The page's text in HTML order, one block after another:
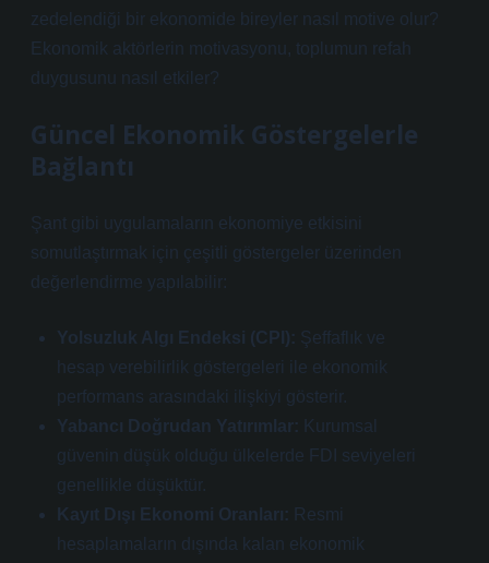
zedelendiği bir ekonomide bireyler nasıl motive olur?
Ekonomik aktörlerin motivasyonu, toplumun refah
duygusunu nasıl etkiler?
Güncel Ekonomik Göstergelerle
Bağlantı
Şant gibi uygulamaların ekonomiye etkisini
somutlaştırmak için çeşitli göstergeler üzerinden
değerlendirme yapılabilir:
Yolsuzluk Algı Endeksi (CPI): Şeffaflık ve
hesap verebilirlik göstergeleri ile ekonomik
performans arasındaki ilişkiyi gösterir.
Yabancı Doğrudan Yatırımlar: Kurumsal
güvenin düşük olduğu ülkelerde FDI seviyeleri
genellikle düşüktür.
Kayıt Dışı Ekonomi Oranları: Resmi
hesaplamaların dışında kalan ekonomik